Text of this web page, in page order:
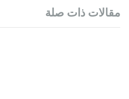
مقالات ذات صلة